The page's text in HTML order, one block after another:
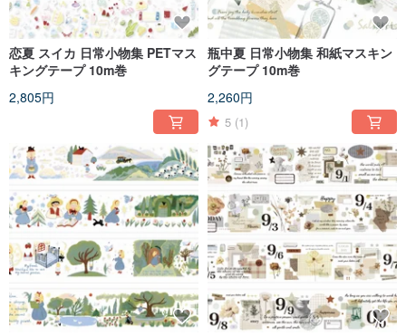
恋夏 スイカ 日常小物集 PETマス
キングテープ 10m巻
2,805円
瓶中夏 日常小物集 和紙マスキン
グテープ 10m巻
2,260円
5 (1)